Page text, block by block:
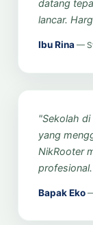
datang
lancar.
Ibu Rina —
"Sekolah
yang
NikRooter
Bapak Eko